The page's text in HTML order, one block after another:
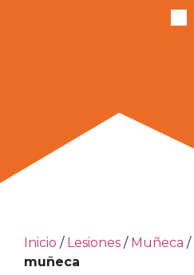
Inicio / Lesiones / Muñeca /
muñeca